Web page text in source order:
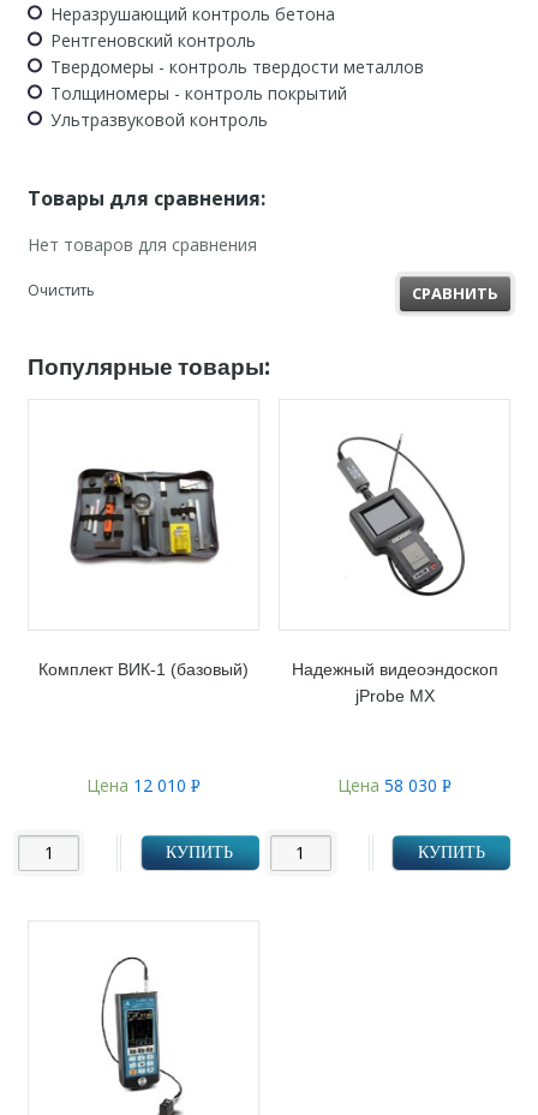
Неразрушающий контроль бетона
Рентгеновский контроль
Твердомеры - контроль твердости металлов
Толщиномеры - контроль покрытий
Ультразвуковой контроль
Товары для сравнения:
Нет товаров для сравнения
Очистить СРАВНИТЬ
Популярные товары:
Комплект ВИК-1 (базовый)
Цена 12 010 Р
КУПИТЬ
Надежный видеоэндоскоп
jProbe MX
Цена58 030Р
КУПИТЬ